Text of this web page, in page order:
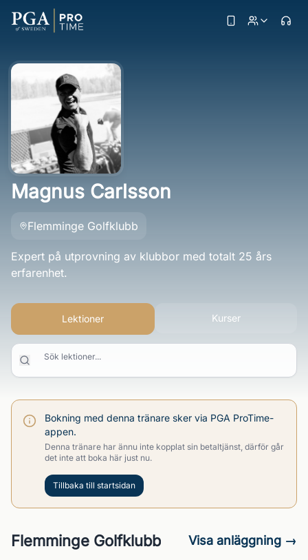
Magnus Carlsson
Flemminge Golfklubb
Expert på utprovning av klubbor med totalt 25 års
erfarenhet.
Lektioner Kurser
Sök lektioner...
Bokning med denna tränare sker via PGA ProTime-
appen.
Denna tränare har ännu inte kopplat sin betaltjänst, därför går
det inte att boka här just nu.
Tillbaka till startsidan
Flemminge Golfklubb Visa anläggning →